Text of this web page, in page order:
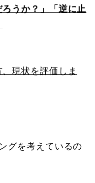
ろうか？」「逆に止
現状を評価しま
グを考えているの